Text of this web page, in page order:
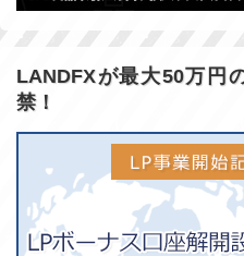
LANDFXが最大50万円
禁！